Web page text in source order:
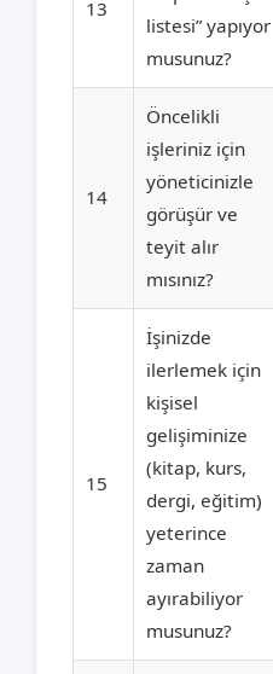
13
listesi” yapıyor
musunuz?
14
Öncelikli
işleriniz için
yöneticinizle
görüşür ve
teyit alır
mısınız?
15
İşinizde
ilerlemek için
kişisel
gelişiminize
(kitap, kurs,
dergi, eğitim)
yeterince
zaman
ayırabiliyor
musunuz?